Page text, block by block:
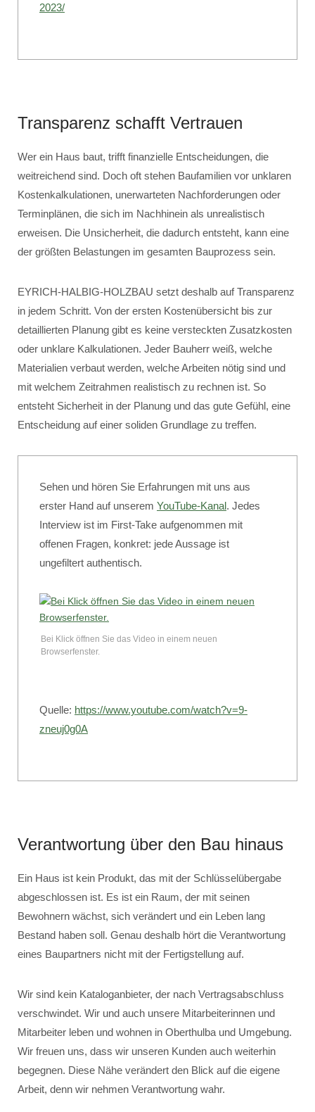
2023/
Transparenz schafft Vertrauen
Wer ein Haus baut, trifft finanzielle Entscheidungen, die
weitreichend sind. Doch oft stehen Baufamilien vor unklaren
Kostenkalkulationen, unerwarteten Nachforderungen oder
Terminplänen, die sich im Nachhinein als unrealistisch
erweisen. Die Unsicherheit, die dadurch entsteht, kann eine
der größten Belastungen im gesamten Bauprozess sein.
EYRICH-HALBIG-HOLZBAU setzt deshalb auf Transparenz
in jedem Schritt. Von der ersten Kostenübersicht bis zur
detaillierten Planung gibt es keine versteckten Zusatzkosten
oder unklare Kalkulationen. Jeder Bauherr weiß, welche
Materialien verbaut werden, welche Arbeiten nötig sind und
mit welchem Zeitrahmen realistisch zu rechnen ist. So
entsteht Sicherheit in der Planung und das gute Gefühl, eine
Entscheidung auf einer soliden Grundlage zu treffen.
Sehen und hören Sie Erfahrungen mit uns aus
erster Hand auf unserem YouTube-Kanal. Jedes
Interview ist im First-Take aufgenommen mit
offenen Fragen, konkret: jede Aussage ist
ungefiltert authentisch.
Bei Klick öffnen Sie das Video in einem neuen
Browserfenster.
Quelle: https://www.youtube.com/watch?v=9-
zneuj0g0A
Verantwortung über den Bau hinaus
Ein Haus ist kein Produkt, das mit der Schlüsselübergabe
abgeschlossen ist. Es ist ein Raum, der mit seinen
Bewohnern wächst, sich verändert und ein Leben lang
Bestand haben soll. Genau deshalb hört die Verantwortung
eines Baupartners nicht mit der Fertigstellung auf.
Wir sind kein Kataloganbieter, der nach Vertragsabschluss
verschwindet. Wir und auch unsere Mitarbeiterinnen und
Mitarbeiter leben und wohnen in Oberthulba und Umgebung.
Wir freuen uns, dass wir unseren Kunden auch weiterhin
begegnen. Diese Nähe verändert den Blick auf die eigene
Arbeit, denn wir nehmen Verantwortung wahr.